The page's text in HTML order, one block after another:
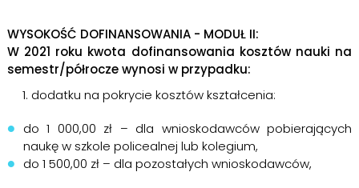
WYSOKOŚĆ DOFINANSOWANIA - MODUŁ II:
W 2021 roku kwota dofinansowania kosztów nauki na
semestr/półrocze wynosi w przypadku:
dodatku na pokrycie kosztów kształcenia:
do 1 000,00 zł – dla wnioskodawców pobierających
naukę w szkole policealnej lub kolegium,
do 1 500,00 zł – dla pozostałych wnioskodawców,